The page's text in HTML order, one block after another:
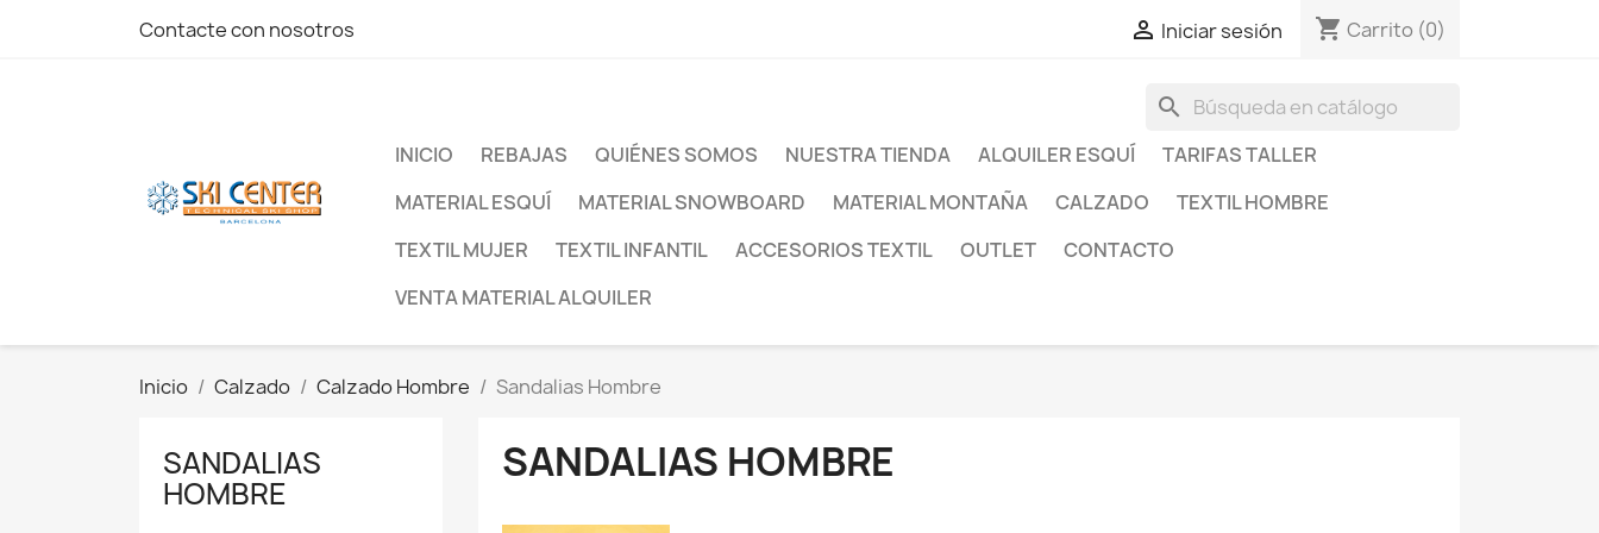
Contacte con nosotros  Iniciar sesión shopping_cart Carrito (0)
search
INICIO REBAJAS QUIÉNES SOMOS NUESTRA TIENDA ALQUILER ESQUÍ
TARIFAS TALLER
MATERIAL ESQUÍ
MATERIAL SNOWBOARD MATERIAL MONTAÑA CALZADO
TEXTIL HOMBRE
TEXTIL MUJER
TEXTIL INFANTIL ACCESORIOS TEXTIL OUTLET
CONTACTO
VENTA MATERIAL ALQUILER
Inicio Calzado Calzado Hombre Sandalias Hombre
SANDALIAS
HOMBRE
SANDALIAS HOMBRE